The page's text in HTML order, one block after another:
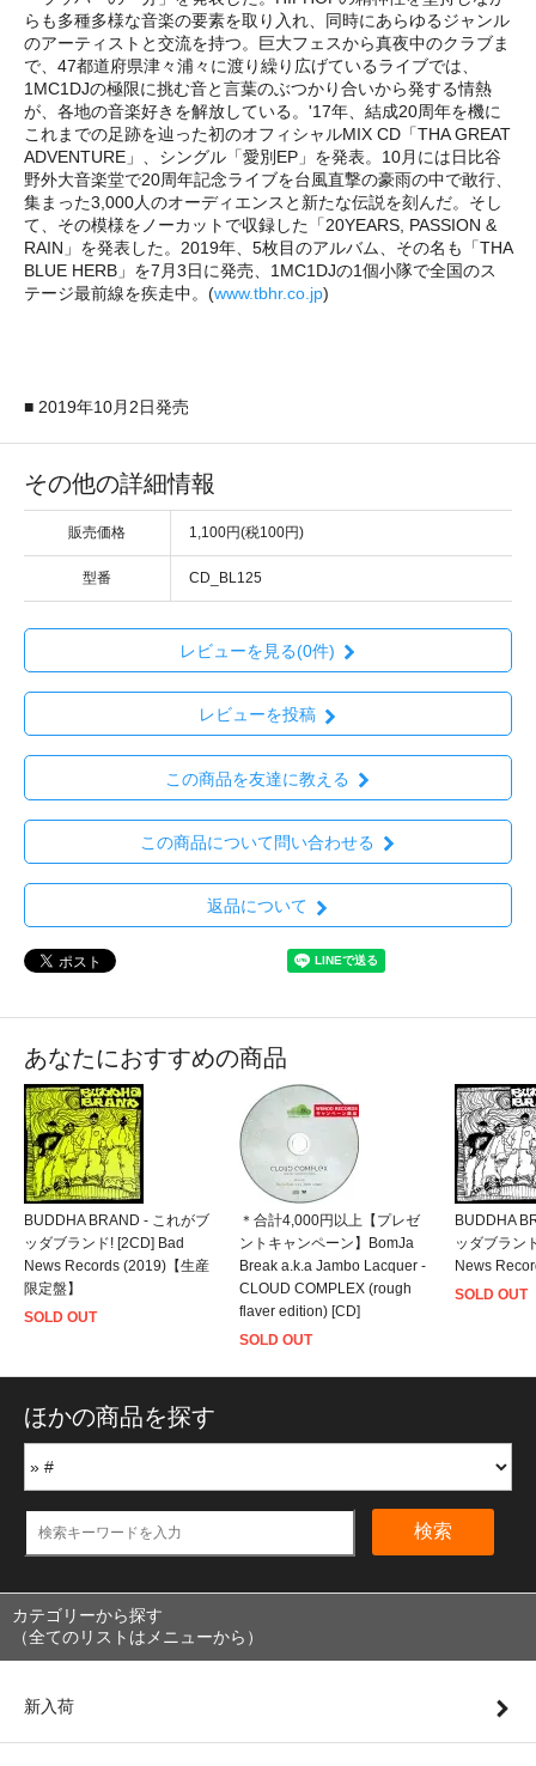
らも多種多様な音楽の要素を取り入れ、同時にあらゆるジャンル
のアーティストと交流を持つ。巨大フェスから真夜中のクラブま
で、47都道府県津々浦々に渡り繰り広げているライブでは、
1MC1DJの極限に挑む音と言葉のぶつかり合いから発する情熱
が、各地の音楽好きを解放している。'17年、結成20周年を機に
これまでの足跡を辿った初のオフィシャルMIX CD「THA GREAT
ADVENTURE」、シングル「愛別EP」を発表。10月には日比谷
野外大音楽堂で20周年記念ライブを台風直撃の豪雨の中で敢行、
集まった3,000人のオーディエンスと新たな伝説を刻んだ。そし
て、その模様をノーカットで収録した「20YEARS, PASSION &
RAIN」を発表した。2019年、5枚目のアルバム、その名も「THA
BLUE HERB」を7月3日に発売、1MC1DJの1個小隊で全国のス
テージ最前線を疾走中。(www.tbhr.co.jp)
■ 2019年10月2日発売
その他の詳細情報
販売価格 1,100円(税100円)
型番 CD_BL125
レビューを見る(0件)
レビューを投稿
この商品を友達に教える
この商品について問い合わせる
返品について
あなたにおすすめの商品
BUDDHA BRAND - これがブ
ッダブランド! [2CD] Bad
News Records (2019)【生産
限定盤】
SOLD OUT
＊合計4,000円以上【プレゼ
ントキャンペーン】BomJa
Break a.k.a Jambo Lacquer -
CLOUD COMPLEX (rough
flaver edition) [CD]
SOLD OUT
BUDDHA
ッダブラン
News
SOLD OUT
ほかの商品を探す
検索
カテゴリーから探す
（全てのリストはメニューから）
新入荷